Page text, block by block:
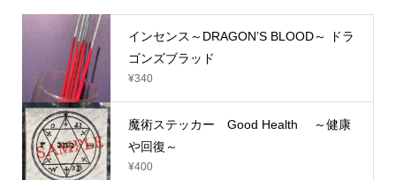
インセンス～DRAGON’S BLOOD～ ドラ
ゴンズブラッド
¥340
魔術ステッカー Good Health ～健康
や回復～
¥400